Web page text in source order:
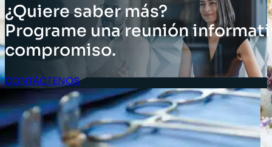
¿Quiere saber más?
Programe una reunión
compromiso.
CONTÁCTENOS
Acceso Clientes
SOLUCIONES